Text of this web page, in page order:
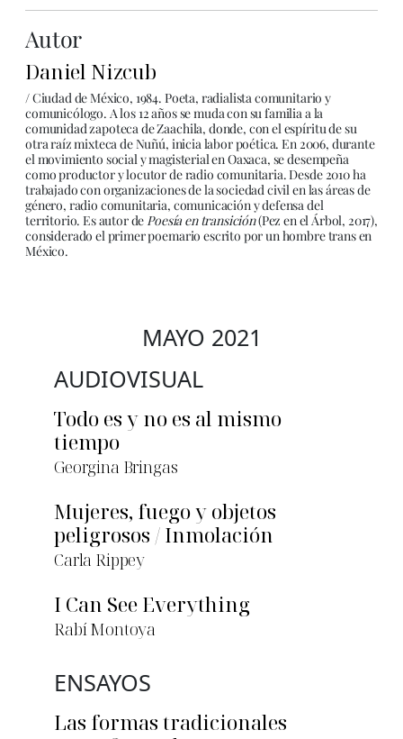
Autor
Daniel Nizcub
/ Ciudad de México, 1984. Poeta, radialista comunitario y
comunicólogo. A los 12 años se muda con su familia a la
comunidad zapoteca de Zaachila, donde, con el espíritu de su
otra raíz mixteca de Nuñú, inicia labor poética. En 2006, durante
el movimiento social y magisterial en Oaxaca, se desempeña
como productor y locutor de radio comunitaria. Desde 2010 ha
trabajado con organizaciones de la sociedad civil en las áreas de
género, radio comunitaria, comunicación y defensa del
territorio. Es autor dePoesía en transición(Pez en el Árbol, 2017),
considerado el primer poemario escrito por un hombre trans en
México.
MAYO 2021
AUDIOVISUAL
Todo es y no es al mismo
tiempo
Georgina Bringas
Mujeres, fuego y objetos
peligrosos / Inmolación
Carla Rippey
I Can See Everything
Rabí Montoya
ENSAYOS
Las formas tradicionales